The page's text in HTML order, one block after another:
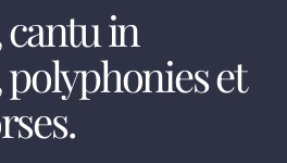
cantu in
et